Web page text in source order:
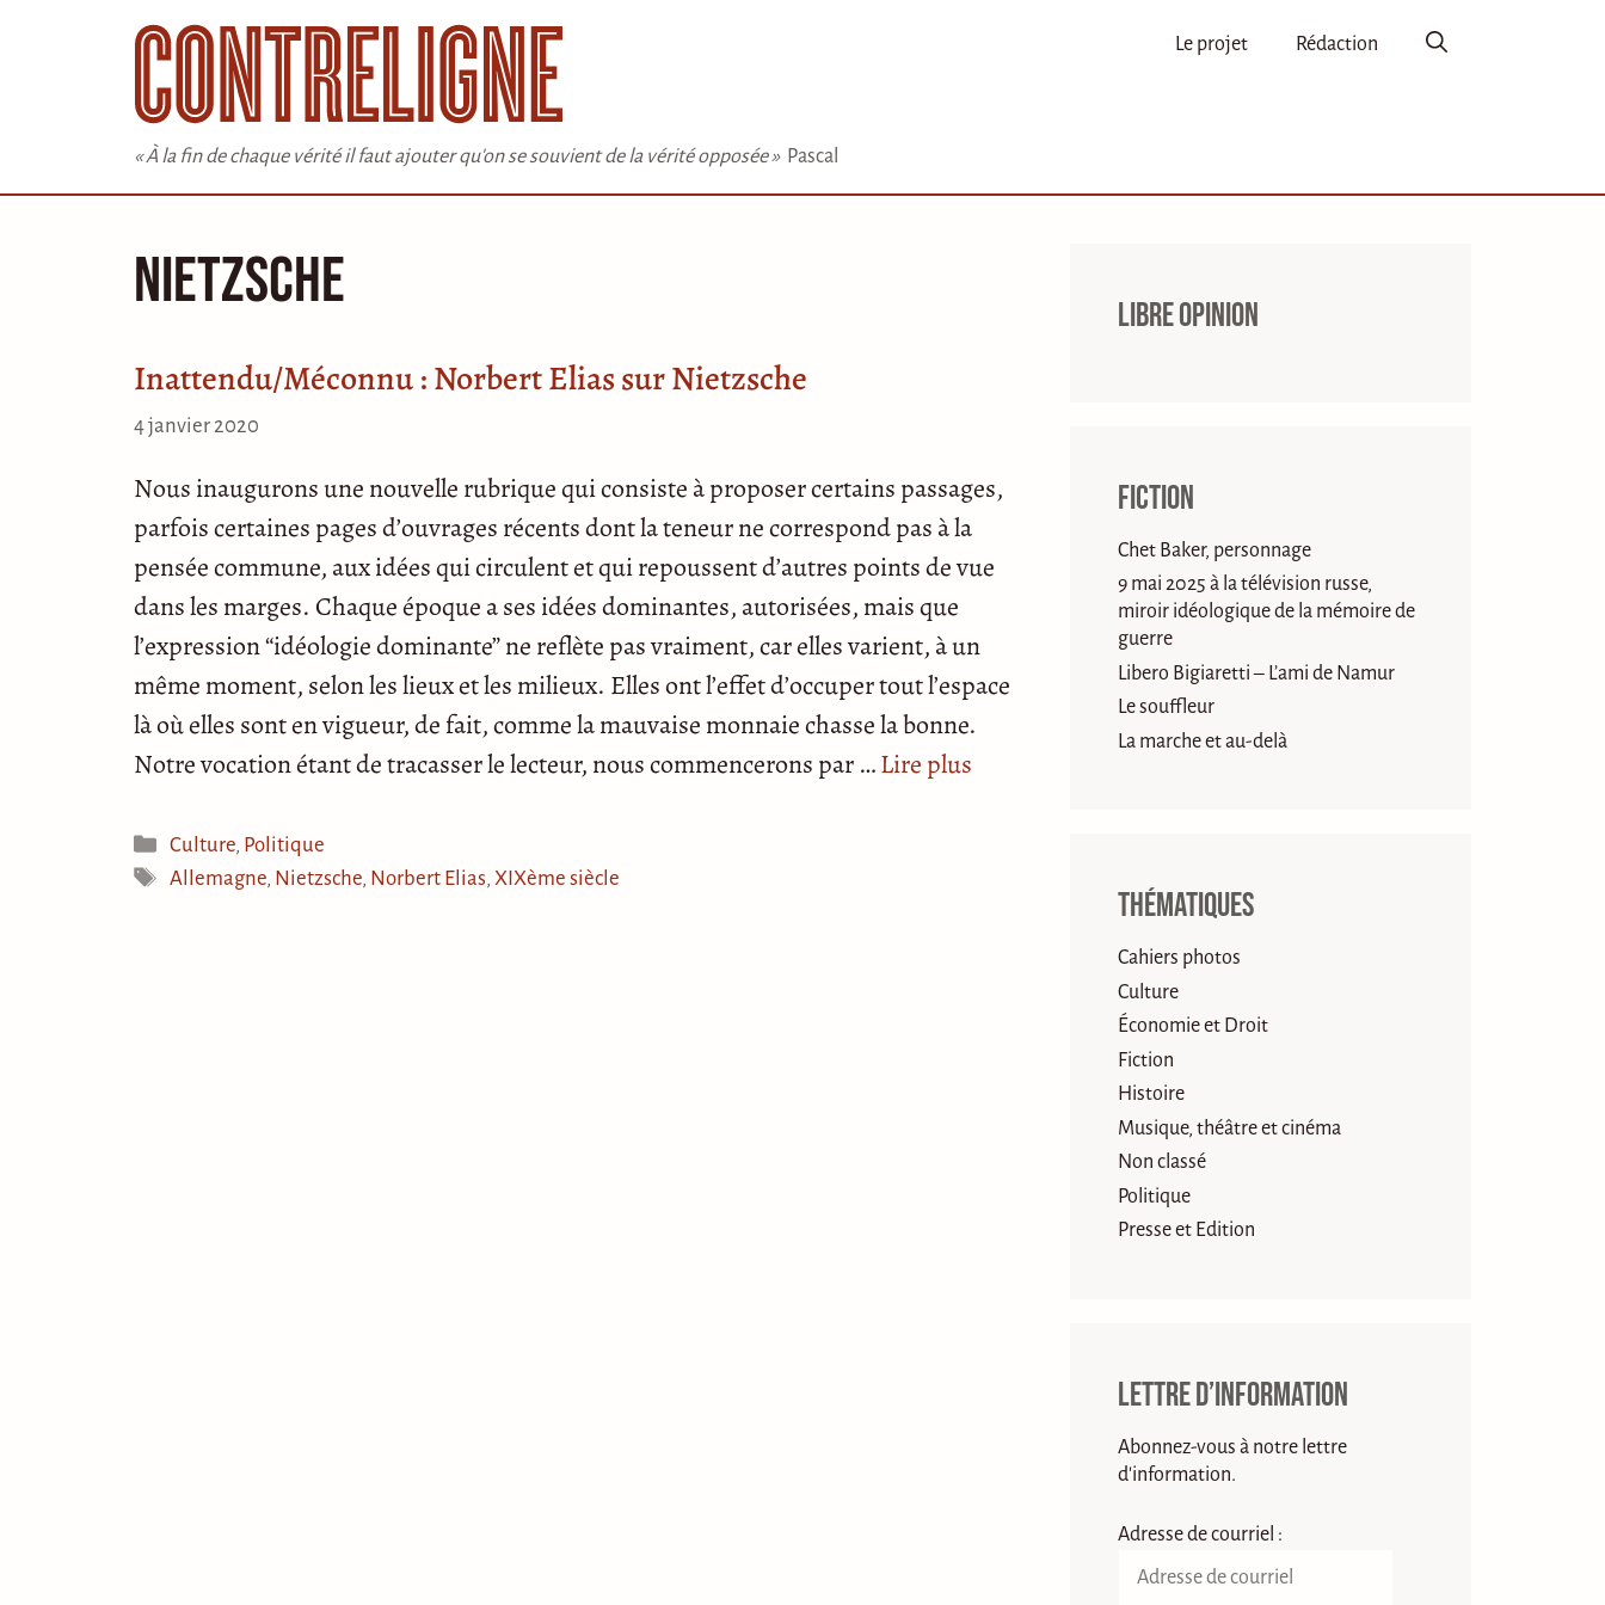
« À la fin de chaque vérité il faut ajouter qu'on se souvient de la vérité opposée » Pascal
Le projet Rédaction
Nietzsche
Inattendu/​Méconnu : Norbert Elias sur Nietzsche
4 janvier 2020
Nous inaugurons une nouvelle rubrique qui consiste à proposer certains passages,
parfois certaines pages d’ouvrages récents dont la teneur ne correspond pas à la
pensée commune, aux idées qui circulent et qui repoussent d’autres points de vue
dans les marges. Chaque époque a ses idées dominantes, autorisées, mais que
l’expression “idéologie dominante” ne reflète pas vraiment, car elles varient, à un
même moment, selon les lieux et les milieux. Elles ont l’effet d’occuper tout l’espace
là où elles sont en vigueur, de fait, comme la mauvaise monnaie chasse la bonne.
Notre vocation étant de tracasser le lecteur, nous commencerons par …Lire plus
Catégories
Culture, Politique
Étiquettes
Allemagne, Nietzsche, Norbert Elias, XIXème siècle
Libre opinion
Fiction
Chet Baker, personnage
9 mai 2025 à la télévision russe,
miroir idéologique de la mémoire de
guerre
Libero Bigiaretti – L’ami de Namur
Le souffleur
La marche et au-delà
Thématiques
Cahiers photos
Culture
Économie et Droit
Fiction
Histoire
Musique, théâtre et cinéma
Non classé
Politique
Presse et Edition
Lettre d’information
Abonnez-vous à notre lettre
d'information.
Adresse de courriel :